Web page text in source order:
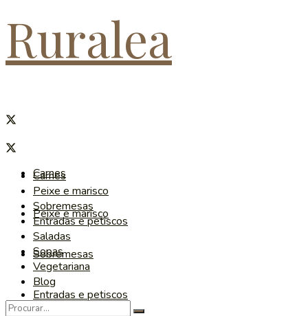
Ruralea
Carnes
Peixe e marisco
Sobremesas
Entradas e petiscos
Carnes
Peixe e marisco
Sobremesas
Entradas e petiscos
Saladas
Sopas
Vegetariana
Blog